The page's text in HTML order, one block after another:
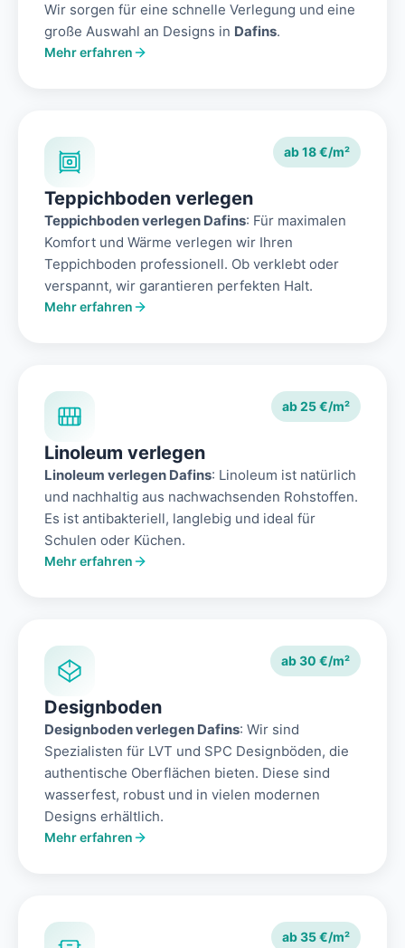
Wir sorgen für eine schnelle Verlegung und eine
große Auswahl an Designs in Dafins.
Mehr erfahren
ab 18 €/m²
Teppichboden verlegen
Teppichboden verlegen Dafins: Für maximalen
Komfort und Wärme verlegen wir Ihren
Teppichboden professionell. Ob verklebt oder
verspannt, wir garantieren perfekten Halt.
Mehr erfahren
ab 25 €/m²
Linoleum verlegen
Linoleum verlegen Dafins: Linoleum ist natürlich
und nachhaltig aus nachwachsenden Rohstoffen.
Es ist antibakteriell, langlebig und ideal für
Schulen oder Küchen.
Mehr erfahren
ab 30 €/m²
Designboden
Designboden verlegen Dafins: Wir sind
Spezialisten für LVT und SPC Designböden, die
authentische Oberflächen bieten. Diese sind
wasserfest, robust und in vielen modernen
Designs erhältlich.
Mehr erfahren
ab 35 €/m²